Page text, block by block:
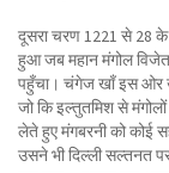
दूसरा चरण 1221 से 28
हुआ जब महान मंगोल
पहुँचा। चंगेज खाँ इस ओर
जो कि इल्तुतमिश से
लेते हुए मंगबरनी को कोई
उसने भी दिल्ली सल्तनत